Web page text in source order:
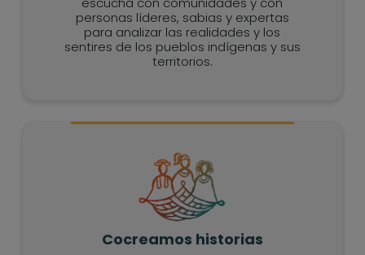
personas líderes, sabias y expertas
para analizar las realidades y los
sentires de los pueblos indígenas y sus
territorios.
Cocreamos historias